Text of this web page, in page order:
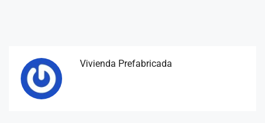
Vivienda Prefabricada